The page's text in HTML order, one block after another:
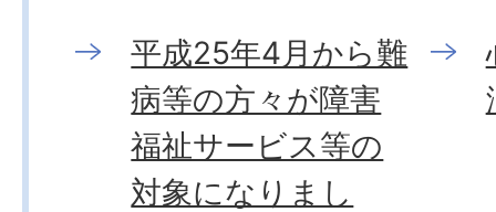
平成25年4月から難
病等の方々が障害
福祉サービス等の
対象になりまし